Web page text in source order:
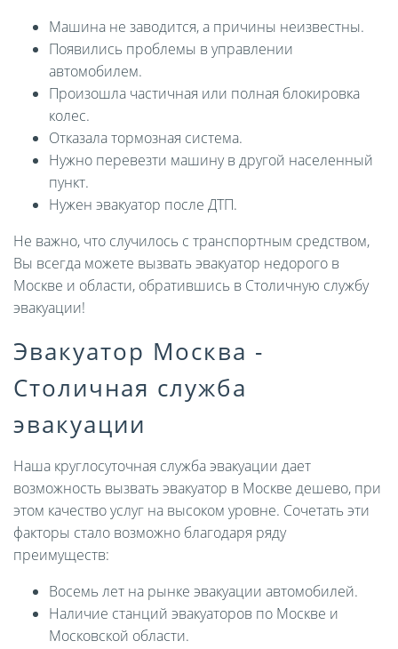
Машина не заводится, а причины неизвестны.
Появились проблемы в управлении
автомобилем.
Произошла частичная или полная блокировка
колес.
Отказала тормозная система.
Нужно перевезти машину в другой населенный
пункт.
Нужен эвакуатор после ДТП.
Не важно, что случилось с транспортным средством,
Вы всегда можете вызвать эвакуатор недорого в
Москве и области, обратившись в Столичную службу
эвакуации!
Эвакуатор Москва -
Столичная служба
эвакуации
Наша круглосуточная служба эвакуации дает
возможность вызвать эвакуатор в Москве дешево, при
этом качество услуг на высоком уровне. Сочетать эти
факторы стало возможно благодаря ряду
преимуществ:
Восемь лет на рынке эвакуации автомобилей.
Наличие станций эвакуаторов по Москве и
Московской области.